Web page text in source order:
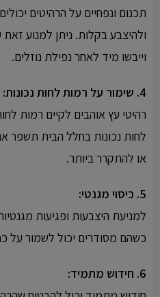
תכנום ונפחיים על הרהיטים
ולהיצבע בקלות. ניתן למנוע
וייבשו מיד לאחר נפילת נוזלים.
4. שימור על רמות לחות נכונות:
רהיטי עץ אוהבים לקיים רמות
לחות נכונות בחלל הבית
או להתקרר ביותר.
5. כיסוי מגנטי:
למניעת היצבעות ופגיעות
כשהם מסודרים יכול לשמור על
6. חידוש מתמיד: